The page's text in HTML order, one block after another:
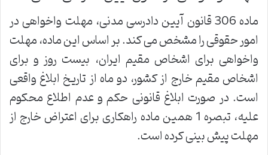
ماده 306 قانون آیین دادرسی مدنی، مهلت واخواهی در
امور حقوقی را مشخص می کند. بر اساس این ماده، مهلت
واخواهی برای اشخاص مقیم ایران، بیست روز و برای
اشخاص مقیم خارج از کشور، دو ماه از تاریخ ابلاغ واقعی
است. در صورت ابلاغ قانونی حکم و عدم اطلاع محکوم
علیه، تبصره 1 همین ماده راهکاری برای اعتراض خارج از
مهلت پیش بینی کرده است.